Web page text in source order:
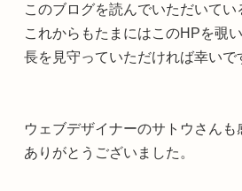
このブログを読んでいただいてい
これからもたまにはこのHPを覗
長を見守っていただければ幸いで
ウェブデザイナーのサトウさんも
ありがとうございました。